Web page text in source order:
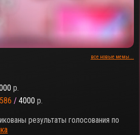
все новые мемы...
р.
/ 4000 р.
результаты голосования по